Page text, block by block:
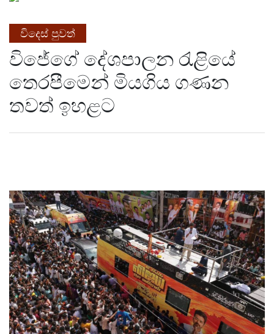
විදෙස් පුවත්
විජේගේ දේශපාලන රැළියේ
තෙරපීමෙන් මියගිය ගණන
තවත් ඉහළට